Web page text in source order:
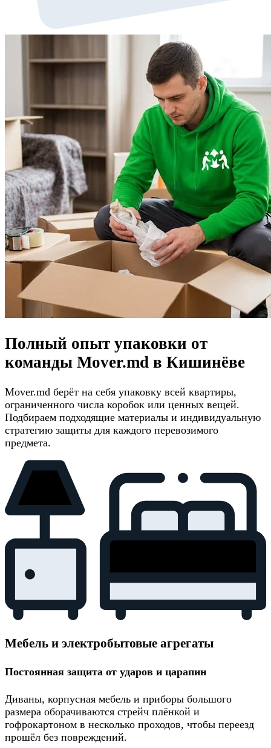
Полный опыт упаковки от
команды Mover.md в Кишинёве
Mover.md берёт на себя упаковку всей квартиры,
ограниченного числа коробок или ценных вещей.
Подбираем подходящие материалы и индивидуальную
стратегию защиты для каждого перевозимого
предмета.
Мебель и электробытовые агрегаты
Постоянная защита от ударов и царапин
Диваны, корпусная мебель и приборы большого
размера оборачиваются стрейч плёнкой и
гофрокартоном в несколько проходов, чтобы переезд
прошёл без повреждений.